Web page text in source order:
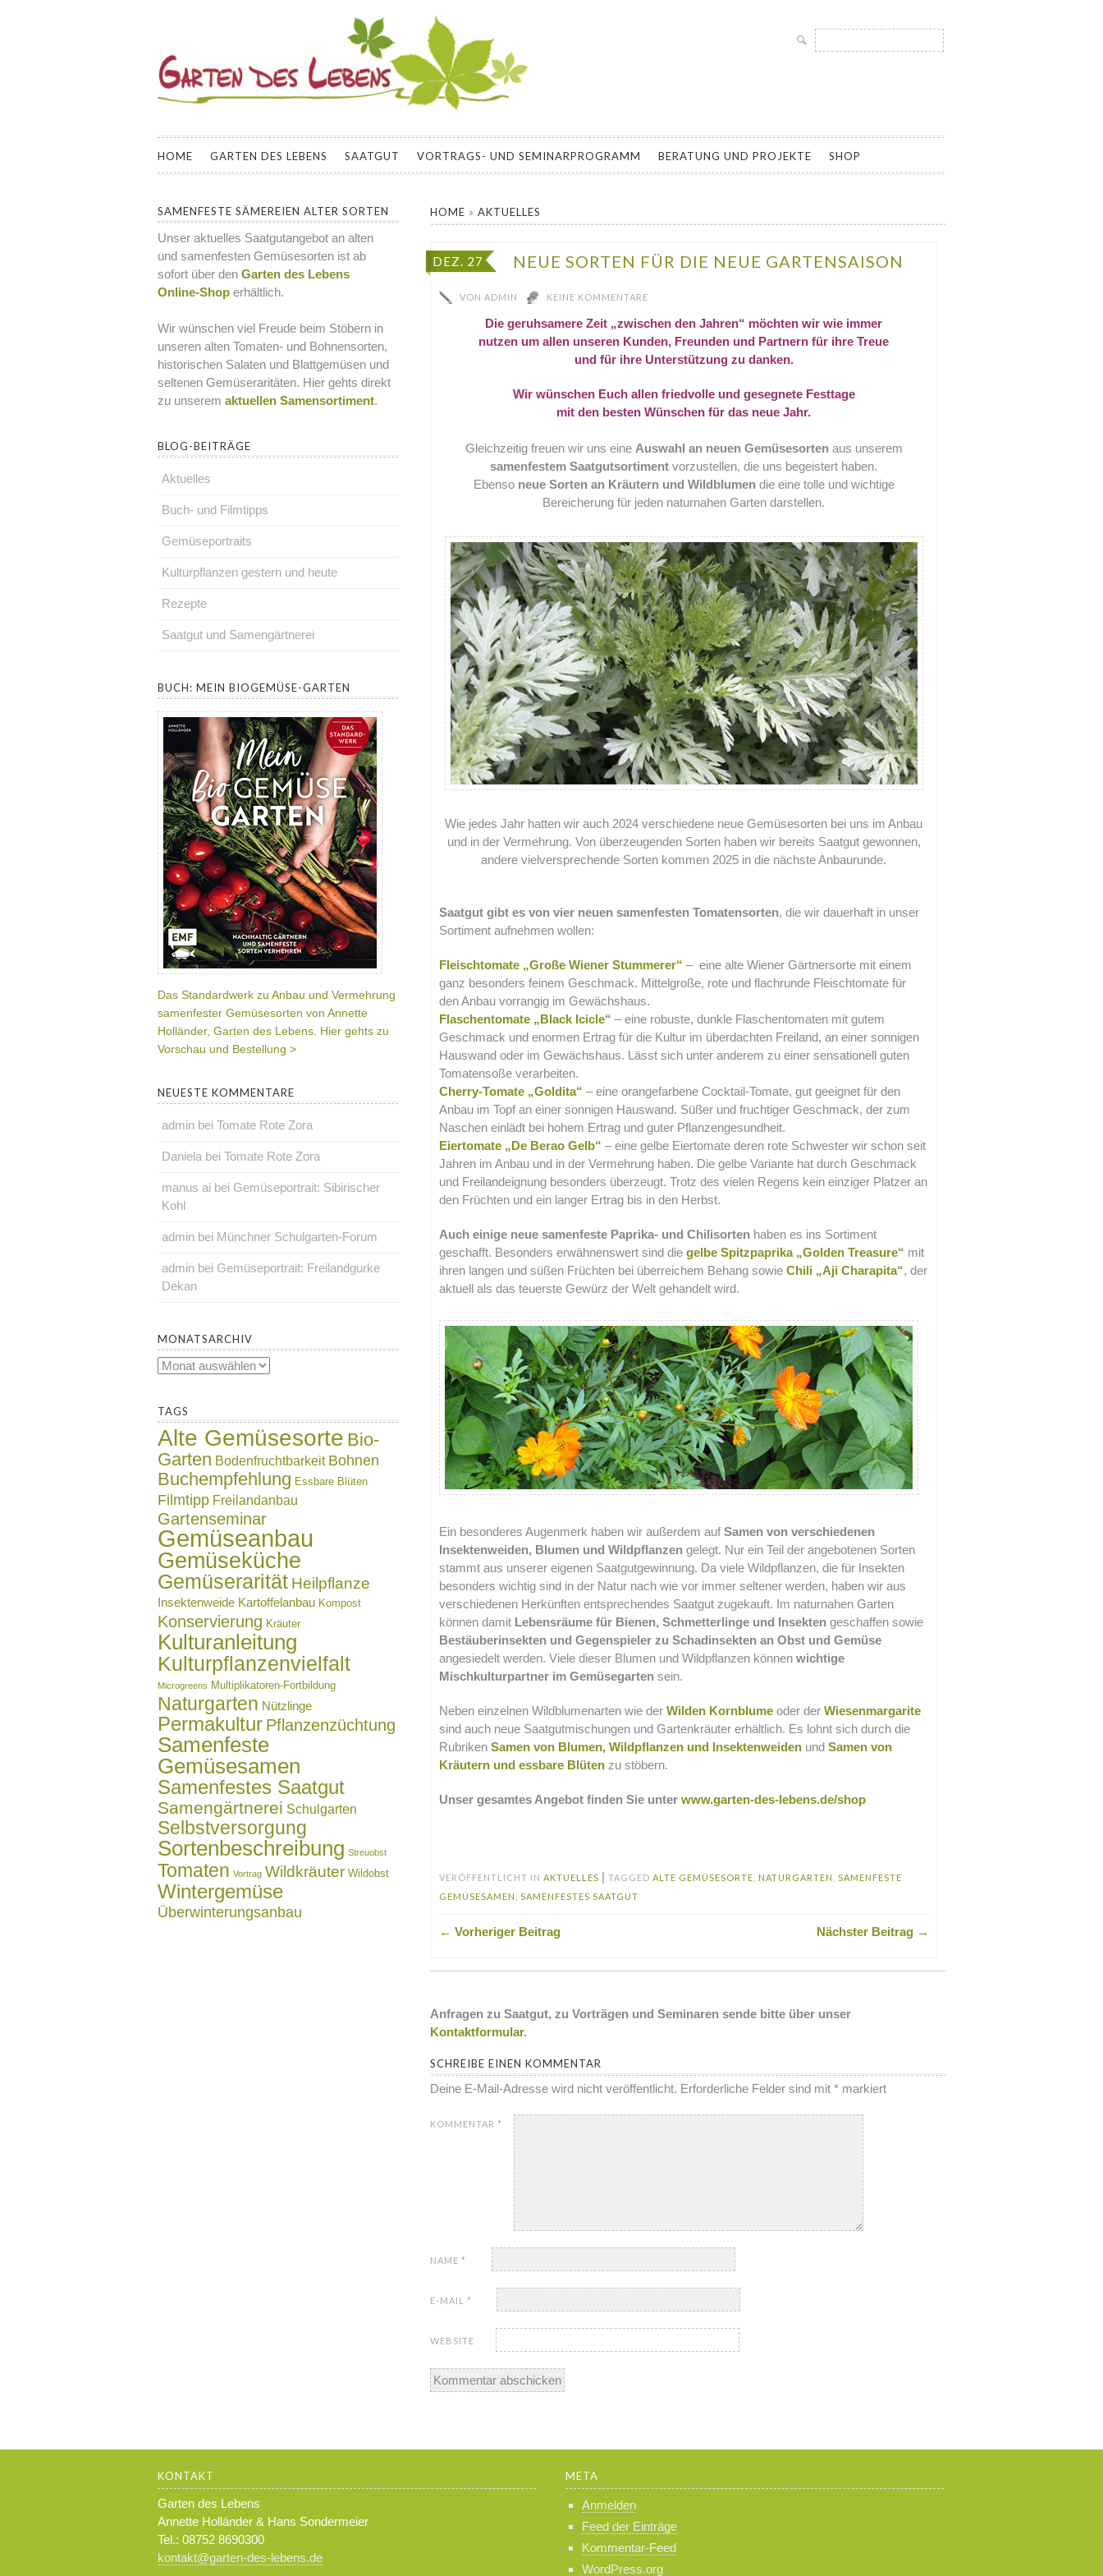
GARTEN DES LEBENS
INFORMATIONEN UND KURSANGEBOTE ZU BIOLOGISCH GÄRTNERN, SELBSTVERSORGUNG, PERMAKULTUR UND SAMENGÄRTNEREI, SAATGUT ALTER UND
SAMENFESTER GEMÜSESORTEN FÜR DEN HAUSGARTEN
Suche
nach:
HOME GARTEN DES LEBENS SAATGUT VORTRAGS- UND SEMINARPROGRAMM BERATUNG UND PROJEKTE SHOP
HOME »AKTUELLES
DEZ. 27 NEUE SORTEN FÜR DIE NEUE GARTENSAISON
VONADMIN KEINE KOMMENTARE
Die geruhsamere Zeit „zwischen den Jahren“ möchten wir wie immer
nutzen um allen unseren Kunden, Freunden und Partnern für ihre Treue
und für ihre Unterstützung zu danken.
Wir wünschen Euch allen friedvolle und gesegnete Festtage
mit den besten Wünschen für das neue Jahr.
Gleichzeitig freuen wir uns eine Auswahl an neuen Gemüsesortenaus unserem
samenfestem Saatgutsortiment vorzustellen, die uns begeistert haben.
Ebenso neue Sorten an Kräutern und Wildblumendie eine tolle und wichtige
Bereicherung für jeden naturnahen Garten darstellen.
Wie jedes Jahr hatten wir auch 2024 verschiedene neue Gemüsesorten bei uns im Anbau
und in der Vermehrung. Von überzeugenden Sorten haben wir bereits Saatgut gewonnen,
andere vielversprechende Sorten kommen 2025 in die nächste Anbaurunde.
Saatgut gibt es von vier neuen samenfesten Tomatensorten, die wir dauerhaft in unser
Sortiment aufnehmen wollen:
Fleischtomate „Große Wiener Stummerer“ – eine alte Wiener Gärtnersorte mit einem
ganz besonders feinem Geschmack. Mittelgroße, rote und flachrunde Fleischtomate für
den Anbau vorrangig im Gewächshaus.
Flaschentomate „Black Icicle“ – eine robuste, dunkle Flaschentomaten mit gutem
Geschmack und enormen Ertrag für die Kultur im überdachten Freiland, an einer sonnigen
Hauswand oder im Gewächshaus. Lässt sich unter anderem zu einer sensationell guten
Tomatensoße verarbeiten.
Cherry-Tomate „Goldita“ – eine orangefarbene Cocktail-Tomate, gut geeignet für den
Anbau im Topf an einer sonnigen Hauswand. Süßer und fruchtiger Geschmack, der zum
Naschen einlädt bei hohem Ertrag und guter Pflanzengesundheit.
Eiertomate „De Berao Gelb“ – eine gelbe Eiertomate deren rote Schwester wir schon seit
Jahren im Anbau und in der Vermehrung haben. Die gelbe Variante hat durch Geschmack
und Freilandeignung besonders überzeugt. Trotz des vielen Regens kein einziger Platzer an
den Früchten und ein langer Ertrag bis in den Herbst.
Auch einige neue samenfeste Paprika- und Chilisorten haben es ins Sortiment
geschafft. Besonders erwähnenswert sind diegelbe Spitzpaprika „Golden Treasure“ mit
ihren langen und süßen Früchten bei überreichem Behang sowieChili „Aji Charapita“, der
aktuell als das teuerste Gewürz der Welt gehandelt wird.
Ein besonderes Augenmerk haben wir außerdem aufSamen von verschiedenen
Insektenweiden, Blumen und Wildpflanzen gelegt. Nur ein Teil der angebotenen Sorten
stammt aus unserer eigenen Saatgutgewinnung. Da viele Wildpflanzen, die für Insekten
besonders wichtig sind in der Natur nach wie vor immer seltener werden, haben wir aus
verschiedenen Herkünften entsprechendes Saatgut zugekauft. Im naturnahen Garten
können damit Lebensräume für Bienen, Schmetterlinge und Insekten geschaffen sowie
Bestäuberinsekten und Gegenspieler zu Schadinsekten an Obst und Gemüse
angesiedelt werden. Viele dieser Blumen und Wildpflanzen könnenwichtige
Mischkulturpartner im Gemüsegarten sein.
Neben einzelnen Wildblumenarten wie derWilden Kornblume oder derWiesenmargarite
sind auch neue Saatgutmischungen und Gartenkräuter erhältlich. Es lohnt sich durch die
RubrikenSamen von Blumen, Wildpflanzen und Insektenweiden undSamen von
Kräutern und essbare Blüten zu stöbern.
Unser gesamtes Angebot finden Sie unterwww.garten-des-lebens.de/shop
VERÖFFENTLICHT IN AKTUELLES |TAGGED ALTE GEMÜSESORTE NATURGARTEN ,SAMENFESTE
GEMÜSESAMEN
,SAMENFESTES SAATGUT
← Vorheriger Beitrag Nächster Beitrag →
Anfragen zu Saatgut, zu Vorträgen und Seminaren sende bitte über unser
Kontaktformular.
SCHREIBE EINEN KOMMENTAR
Deine E-Mail-Adresse wird nicht veröffentlicht. Erforderliche Felder sind mit* markiert
KOMMENTAR *
NAME *
E-MAIL *
WEBSITE
SAMENFESTE SÄMEREIEN ALTER SORTEN
Unser aktuelles Saatgutangebot an alten
und samenfesten Gemüsesorten ist ab
sofort über den Garten des Lebens
Online-Shop erhältlich.
Wir wünschen viel Freude beim Stöbern in
unseren alten Tomaten- und Bohnensorten,
historischen Salaten und Blattgemüsen und
seltenen Gemüseraritäten. Hier gehts direkt
zu unserem aktuellen Samensortiment.
BLOG-BEITRÄGE
Aktuelles
Buch- und Filmtipps
Gemüseportraits
Kulturpflanzen gestern und heute
Rezepte
Saatgut und Samengärtnerei
BUCH: MEIN BIOGEMÜSE-GARTEN
Das Standardwerk zu Anbau und Vermehrung
samenfester Gemüsesorten von Annette
Holländer, Garten des Lebens. Hier gehts zu
Vorschau und Bestellung >
NEUESTE KOMMENTARE
admin bei Tomate Rote Zora
Daniela bei Tomate Rote Zora
manus ai bei Gemüseportrait: Sibirischer
Kohl
admin bei Münchner Schulgarten-Forum
admin bei Gemüseportrait: Freilandgurke
Dekan
MONATSARCHIV
Monatsarchiv
TAGS
Alte Gemüsesorte Bio-
Garten Bodenfruchtbarkeit Bohnen
Buchempfehlung Essbare Blüten
Filmtipp Freilandanbau
Gartenseminar
Gemüseanbau
Gemüseküche
Gemüserarität Heilpflanze
Insektenweide Kartoffelanbau Kompost
Konservierung Kräuter
Kulturanleitung
Kulturpflanzenvielfalt
Microgreens Multiplikatoren-Fortbildung
Naturgarten Nützlinge
Permakultur Pflanzenzüchtung
Samenfeste
Gemüsesamen
Samenfestes Saatgut
Samengärtnerei Schulgarten
Selbstversorgung
Sortenbeschreibung Streuobst
Tomaten Vortrag Wildkräuter Wildobst
Wintergemüse
Überwinterungsanbau
KONTAKT
Garten des Lebens
Annette Holländer & Hans Sondermeier
Tel.: 08752 8690300
kontakt@garten-des-lebens.de
META
Anmelden
Feed der Einträge
Kommentar-Feed
WordPress.org